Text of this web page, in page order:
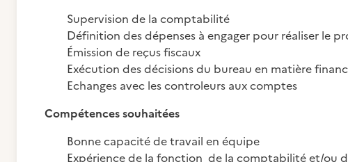
Supervision de la comptabilité
Définition des dépenses à engager pour réaliser le
Émission de reçus fiscaux
Exécution des décisions du bureau en matière
Echanges avec les controleurs aux comptes
Compétences souhaitées
Bonne capacité de travail en équipe
Expérience de la fonction de la comptabilité et/ou